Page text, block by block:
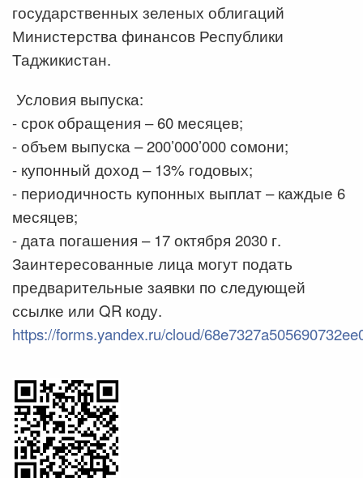
государственных зеленых облигаций
Министерства финансов Республики
Таджикистан.
Условия выпуска:
- срок обращения – 60 месяцев;
- объем выпуска – 200’000’000 сомони;
- купонный доход – 13% годовых;
- периодичность купонных выплат – каждые 6
месяцев;
- дата погашения – 17 октября 2030 г.
Заинтересованные лица могут подать
предварительные заявки по следующей
ссылке или QR коду.
https://forms.yandex.ru/cloud/